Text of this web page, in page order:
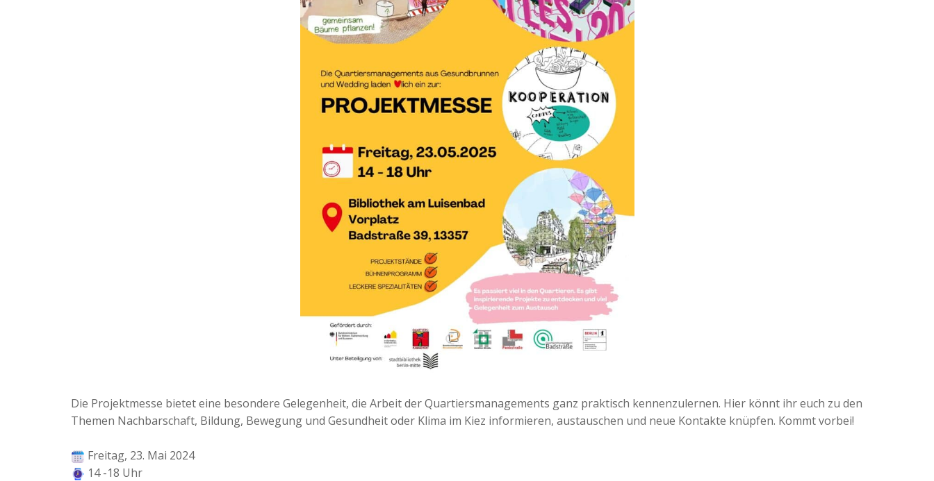
Die Projektmesse bietet eine besondere Gelegenheit, die Arbeit der Quartiersmanagements ganz praktisch kennenzulernen. Hier könnt ihr euch zu den
Themen Nachbarschaft, Bildung, Bewegung und Gesundheit oder Klima im Kiez informieren, austauschen und neue Kontakte knüpfen. Kommt vorbei!
Freitag, 23. Mai 2024
14 -18 Uhr